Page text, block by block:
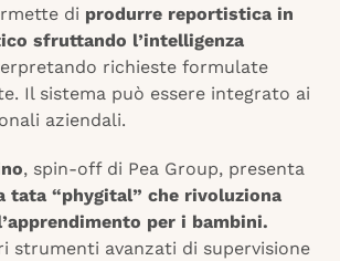
di produrre reportistica in
sfruttando l’intelligenza
richieste formulate
Il sistema può essere integrato ai
aziendali.
, spin-off di Pea Group, presenta
tata “phygital” che rivoluziona
per i bambini.
strumenti avanzati di supervisione